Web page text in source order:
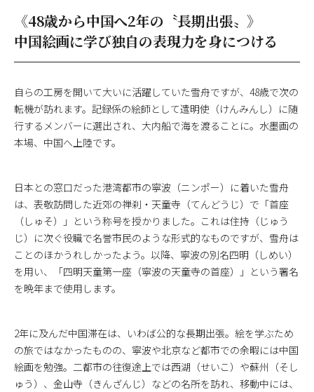
《48歳から中国へ2年の〝長期出張〟》
中国絵画に学び独自の表現力を身につける
自らの工房を開いて大いに活躍していた雪舟ですが、48歳で次の
転機が訪れます。記録係の絵師として遣明使（けんみんし）に随
行するメンバーに選出され、大内船で海を渡ることに。水墨画の
本場、中国へ上陸です。
日本との窓口だった港湾都市の寧波（ニンポー）に着いた雪舟
は、表敬訪問した近郊の禅刹・天童寺（てんどうじ）で「首座
（しゅそ）」という称号を授かりました。これは住持（じゅう
じ）に次ぐ役職で名誉市民のような形式的なものですが、雪舟は
ことのほかうれしかったよう。以降、寧波の別名四明（しめい）
を用い、「四明天童第一座（寧波の天童寺の首座）」という署名
を晩年まで使用します。
2年に及んだ中国滞在は、いわば公的な長期出張。絵を学ぶため
の旅ではなかったものの、寧波や北京など都市での余暇には中国
絵画を勉強。二都市の往復途上では西湖（せいこ）や蘇州（そし
ゅう）、金山寺（きんざんじ）などの名所を訪れ、移動中には、